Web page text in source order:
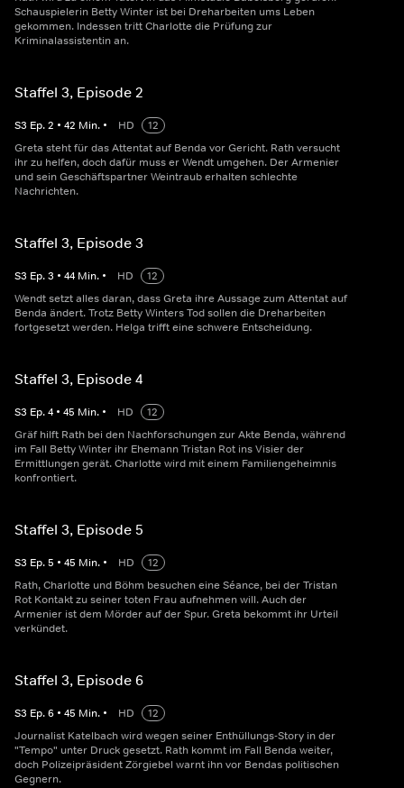
Schauspielerin Betty Winter ist bei Dreharbeiten ums Leben
gekommen. Indessen tritt Charlotte die Prüfung zur
Kriminalassistentin an.
Staffel 3, Episode 2
S3 Ep.2 • 42 Min. • HD
12
Greta steht für das Attentat auf Benda vor Gericht. Rath versucht
ihr zu helfen, doch dafür muss er Wendt umgehen. Der Armenier
und sein Geschäftspartner Weintraub erhalten schlechte
Nachrichten.
Staffel 3, Episode 3
S3 Ep.3 • 44 Min. • HD
12
Wendt setzt alles daran, dass Greta ihre Aussage zum Attentat auf
Benda ändert. Trotz Betty Winters Tod sollen die Dreharbeiten
fortgesetzt werden. Helga trifft eine schwere Entscheidung.
Staffel 3, Episode 4
S3 Ep.4 • 45 Min. • HD
12
Gräf hilft Rath bei den Nachforschungen zur Akte Benda, während
im Fall Betty Winter ihr Ehemann Tristan Rot ins Visier der
Ermittlungen gerät. Charlotte wird mit einem Familiengeheimnis
konfrontiert.
Staffel 3, Episode 5
S3 Ep.5 • 45 Min. • HD
12
Rath, Charlotte und Böhm besuchen eine Séance, bei der Tristan
Rot Kontakt zu seiner toten Frau aufnehmen will. Auch der
Armenier ist dem Mörder auf der Spur. Greta bekommt ihr Urteil
verkündet.
Staffel 3, Episode 6
S3 Ep.6 • 45 Min. • HD
12
Journalist Katelbach wird wegen seiner Enthüllungs-Story in der
"Tempo" unter Druck gesetzt. Rath kommt im Fall Benda weiter,
doch Polizeipräsident Zörgiebel warnt ihn vor Bendas politischen
Gegnern.